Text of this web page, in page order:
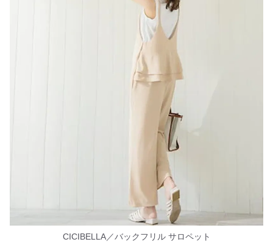
CICIBELLA／バックフリル サロペット